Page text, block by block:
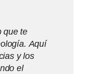
que te
Aquí
y los
el